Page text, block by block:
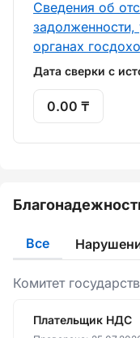
Сведения об
органах
Дата сверки с
0.00 ₸
Все
Комитет
Плательщик НДС